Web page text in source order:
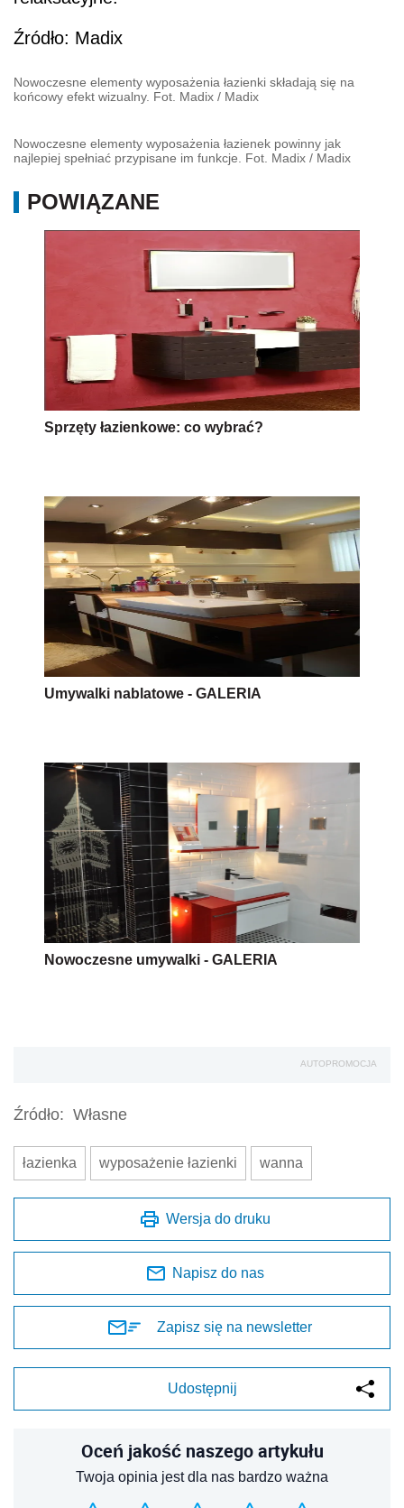
Źródło: Madix
Nowoczesne elementy wyposażenia łazienki składają się na
końcowy efekt wizualny. Fot. Madix / Madix
Nowoczesne elementy wyposażenia łazienek powinny jak
najlepiej spełniać przypisane im funkcje. Fot. Madix / Madix
POWIĄZANE
Sprzęty łazienkowe: co wybrać?
Umywalki nablatowe - GALERIA
Nowoczesne umywalki - GALERIA
AUTOPROMOCJA
Źródło: Własne
łazienka wyposażenie łazienki wanna
Wersja do druku
Napisz do nas
Zapisz się na newsletter
Udostępnij
Oceń jakość naszego artykułu
Twoja opinia jest dla nas bardzo ważna